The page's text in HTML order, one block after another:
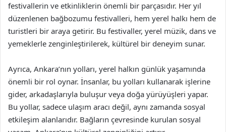
festivallerin ve etkinliklerin önemli bir parçasıdır. Her yıl
düzenlenen bağbozumu festivalleri, hem yerel halkı hem de
turistleri bir araya getirir. Bu festivaller, yerel müzik, dans ve
yemeklerle zenginleştirilerek, kültürel bir deneyim sunar.
Ayrıca, Ankara’nın yolları, yerel halkın günlük yaşamında
önemli bir rol oynar. İnsanlar, bu yolları kullanarak işlerine
gider, arkadaşlarıyla buluşur veya doğa yürüyüşleri yapar.
Bu yollar, sadece ulaşım aracı değil, aynı zamanda sosyal
etkileşim alanlarıdır. Bağların çevresinde kurulan sosyal